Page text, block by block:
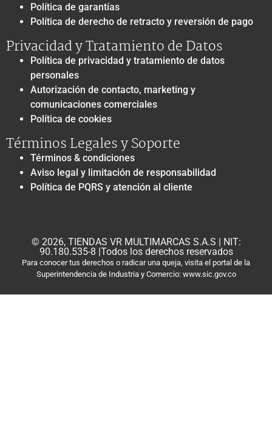
Política de garantías
Política de derecho de retracto y reversión de pago
Privacidad y Tratamiento de Datos
Política de privacidad y tratamiento de datos
personales
Autorización de contacto, marketing y
comunicaciones comerciales
Política de cookies
Términos Legales y Soporte
Términos & condiciones
Aviso legal y limitación de responsabilidad
Política de PQRS y atención al cliente
© 2026, TIENDAS VR MULTIMARCAS S.A.S | NIT:
90.180.535-8 |Todos los derechos reservados
Para conocer tus derechos o radicar una queja, visita el portal de la
Superintendencia de Industria y Comercio: www.sic.gov.co